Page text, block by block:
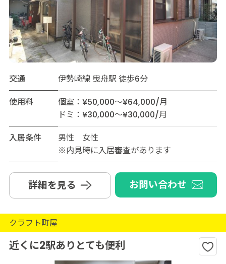
交通
伊勢崎線 曳舟駅 徒歩6分
使用料
個室：¥50,000～¥64,000/月
ドミ：¥30,000～¥30,000/月
入居条件
男性 女性
※内見時に入居審査があります
詳細を見る お問い合わせ
クラフト町屋
近くに2駅ありとても便利